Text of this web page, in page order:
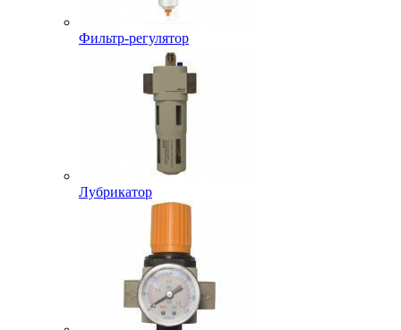
Фильтр-регулятор
Лубрикатор